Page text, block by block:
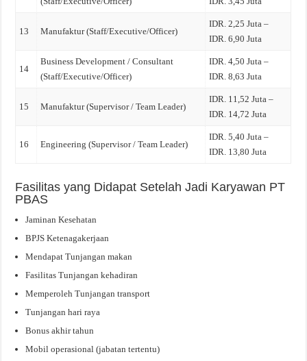
13 Manufaktur (Staff/Executive/Officer)
IDR. 2,25 Juta –
IDR. 6,90 Juta
14
Business Development / Consultant
(Staff/Executive/Officer)
IDR. 4,50 Juta –
IDR. 8,63 Juta
15 Manufaktur (Supervisor / Team Leader)
IDR. 11,52 Juta –
IDR. 14,72 Juta
16 Engineering (Supervisor / Team Leader)
IDR. 5,40 Juta –
IDR. 13,80 Juta
Fasilitas yang Didapat Setelah Jadi Karyawan PT
PBAS
Jaminan Kesehatan
BPJS Ketenagakerjaan
Mendapat Tunjangan makan
Fasilitas Tunjangan kehadiran
Memperoleh Tunjangan transport
Tunjangan hari raya
Bonus akhir tahun
Mobil operasional (jabatan tertentu)